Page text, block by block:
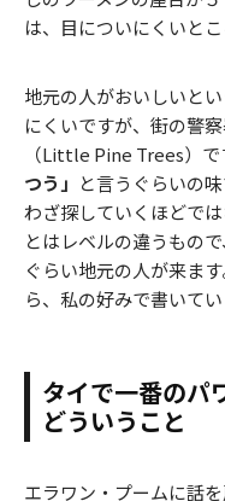
は、目についにくいとこ
地元の人がおいしいと
にくいですが、街の警
（Little Pine Trees）
つう」 と言うぐらいの
わざ探していくほどで
とはレベルの違うもの
ぐらい地元の人が来ま
ら、私の好みで書いてい
タイで一番のパ
どういうこと
エラワン・プームに話